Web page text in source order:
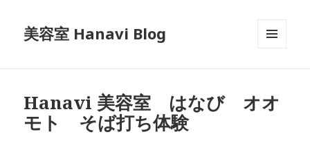
美容室 Hanavi Blog
Hanavi 美容室 はなび オオ
モト そば打ち体験